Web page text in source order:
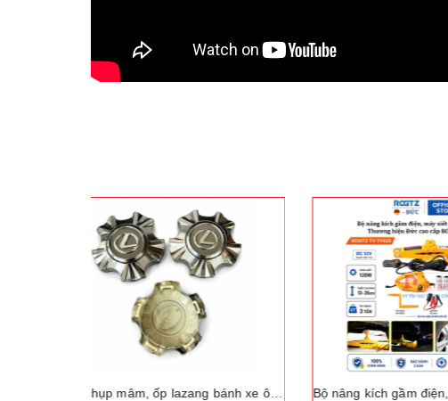
Bộ nâng kích gầm điện, máy siết ốc ô tô đa năng 2 trong 1. Thương hiệu Đức cao cấp ROGTZ - TY42S